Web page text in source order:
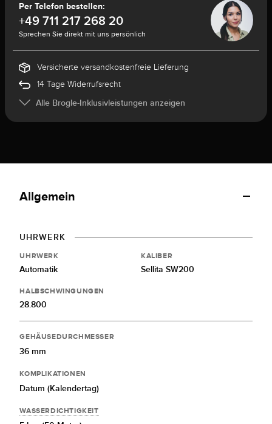
Per Telefon bestellen:
+49 711 217 268 20
Sprechen Sie direkt mit uns persönlich
Versicherte versandkostenfreie Lieferung
14 Tage Widerrufsrecht
Alle Brogle-Inklusivleistungen anzeigen
Allgemein
UHRWERK
UHRWERK
Automatik
KALIBER
Sellita SW200
HALBSCHWINGUNGEN
28.800
GEHÄUSEDURCHMESSER
36 mm
KOMPLIKATIONEN
Datum (Kalendertag)
WASSERDICHTIGKEIT